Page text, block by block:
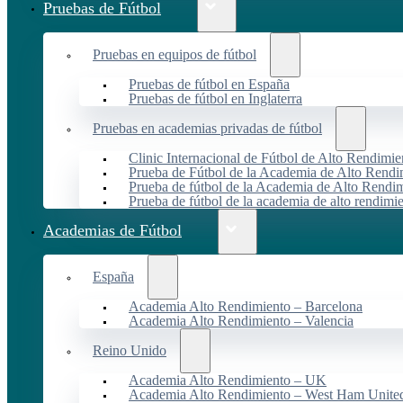
Pruebas de Fútbol
Pruebas en equipos de fútbol
Pruebas de fútbol en España
Pruebas de fútbol en Inglaterra
Pruebas en academias privadas de fútbol
Clinic Internacional de Fútbol de Alto
Prueba de Fútbol de la Academia de Alto
Prueba de fútbol de la Academia de Alto
Prueba de fútbol de la academia de alto
Academias de Fútbol
España
Academia Alto Rendimiento – Barcelona
Academia Alto Rendimiento – Valencia
Reino Unido
Academia Alto Rendimiento – UK
Academia Alto Rendimiento – West Ham